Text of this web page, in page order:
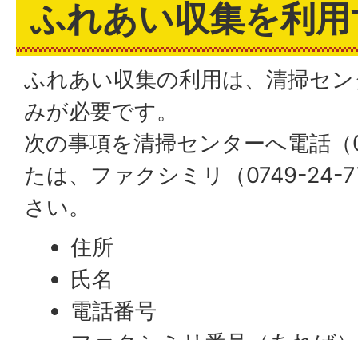
ふれあい収集を利
ふれあい収集の利用は、清掃セ
みが必要です。
次の事項を清掃センターへ電話
たは、ファクシミリ（0749-24-
さい。
住所
氏名
電話番号